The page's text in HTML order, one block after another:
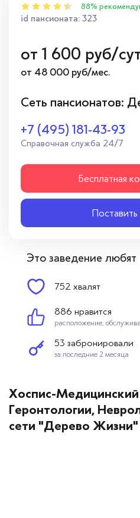
88%
id пансионата: 323
от 1 600 руб/
от 48 000 руб/мес.
Сеть пансионатов:
+7 (495) 181-43-93
Справочная служба 24/7
Бесплатная
Поставить
Это заведение любят
752 хвалят
886 нравится
расположение,
53 забронировали
за последние 2 месяца
Хоспис-
Геронтологии,
сети "Дерево Жизни"